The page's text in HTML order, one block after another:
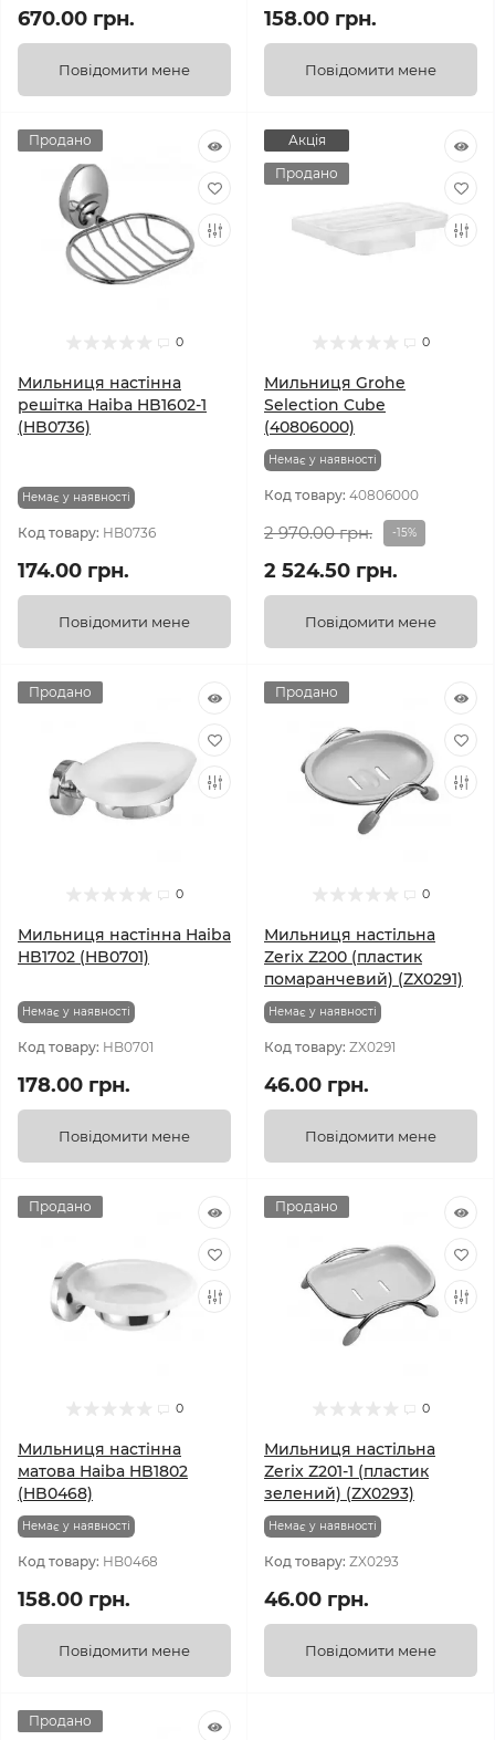
670.00 грн.
Повідомити мене
158.00 грн.
Повідомити мене
Продано
0
Мильниця настінна
решітка Haiba HB1602-1
(HB0736)
Немає у наявності
Код товару: HB0736
174.00 грн.
Повідомити мене
Акція
Продано
0
Мильниця Grohe
Selection Cube
(40806000)
Немає у наявності
Код товару: 40806000
2 970.00 грн. -15%
2 524.50 грн.
Повідомити мене
Продано
0
Мильниця настінна Haiba
HB1702 (HB0701)
Немає у наявності
Код товару: HB0701
178.00 грн.
Повідомити мене
Продано
0
Мильниця настільна
Zerix Z200 (пластик
помаранчевий) (ZX0291)
Немає у наявності
Код товару: ZX0291
46.00 грн.
Повідомити мене
Продано
0
Мильниця настінна
матова Haiba HB1802
(HB0468)
Немає у наявності
Код товару: HB0468
158.00 грн.
Повідомити мене
Продано
0
Мильниця настільна
Zerix Z201-1 (пластик
зелений) (ZX0293)
Немає у наявності
Код товару: ZX0293
46.00 грн.
Повідомити мене
Продано